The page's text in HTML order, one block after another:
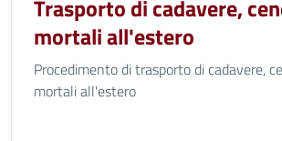
Trasporto di cadavere,
mortali all'estero
Procedimento di trasporto di cadavere,
mortali all'estero